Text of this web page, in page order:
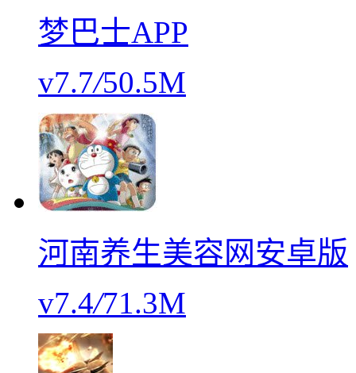
梦巴士APP
v7.7/50.5M
河南养生美容网安卓版
v7.4/71.3M